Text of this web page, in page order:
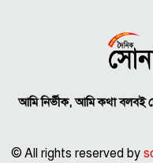
আমি নির্ভীক, আমি কথা বলবই
© All rights reserved by